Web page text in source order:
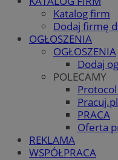
Katalog firm
Dodaj firmę
OGŁOSZENIA
OGŁOSZENIA
Dodaj
POLECAMY
PRACA
Oferta
REKLAMA
WSPÓŁPRACA